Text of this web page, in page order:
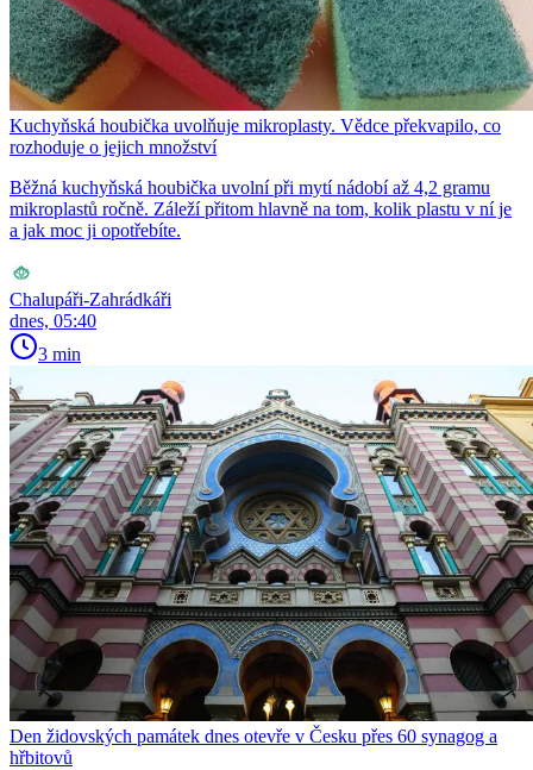
Kuchyňská houbička uvolňuje mikroplasty. Vědce překvapilo, co
rozhoduje o jejich množství
Běžná kuchyňská houbička uvolní při mytí nádobí až 4,2 gramu
mikroplastů ročně. Záleží přitom hlavně na tom, kolik plastu v ní je
a jak moc ji opotřebíte.
Chalupáři-Zahrádkáři
dnes, 05:40
3 min
Den židovských památek dnes otevře v Česku přes 60 synagog a
hřbitovů